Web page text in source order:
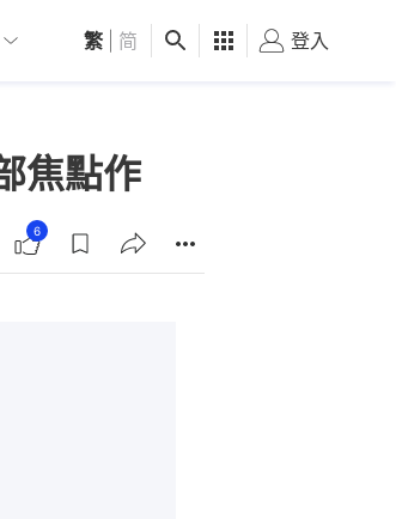
深圳 觀點 健康 好食玩飛
繁 简 登入
焦點作
6